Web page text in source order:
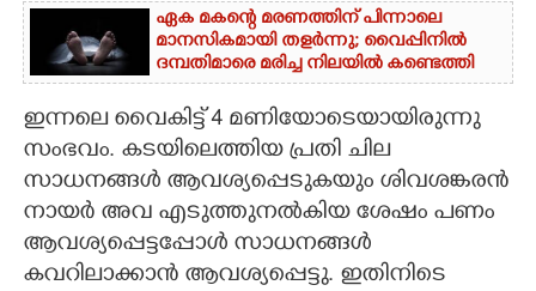
ഏക മകന്റെ മരണത്തിന് പിന്നാലെ
മാനസികമായി തളർന്നു; വൈപ്പിനിൽ
ദമ്പതിമാരെ മരിച്ച നിലയിൽ കണ്ടെത്തി
ഇന്നലെ വൈകിട്ട് 4 മണിയോടെയായിരുന്നു
സംഭവം. കടയിലെത്തിയ പ്രതി ചില
സാധനങ്ങൾ ആവശ്യപ്പെടുകയും ശിവശങ്കരൻ
നായർ അവ എടുത്തുനൽകിയ ശേഷം പണം
ആവശ്യപ്പെട്ടപ്പോൾ സാധനങ്ങൾ
കവറിലാക്കാൻ ആവശ്യപ്പെട്ടു. ഇതിനിടെ